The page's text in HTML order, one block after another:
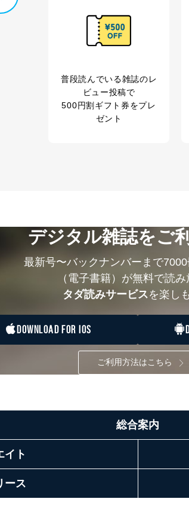
普段読んでいる雑誌のレ
ビュー投稿で
500円割ギフト券をプレ
ゼント
デジタル雑誌をご
最新号〜バックナンバーまで
（電子書籍）が無料で読み
タダ読みサービスを楽し
DOWNLOAD FOR IOS
ご利用方法はこちら
総合案内
イト
ース